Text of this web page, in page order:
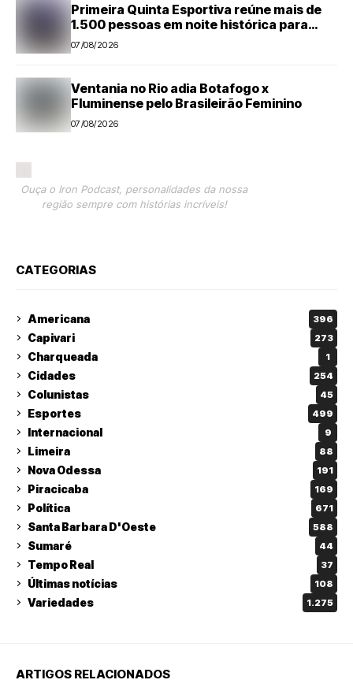
Primeira Quinta Esportiva reúne mais de
1.500 pessoas em noite histórica para
Capivari
07/08/2026
Ventania no Rio adia Botafogo x
Fluminense pelo Brasileirão Feminino
07/08/2026
Ouça o Iron Podcast, personalidades da nossa
região sempre com histórias incríveis!
CATEGORIAS
Americana 396
Capivari 273
Charqueada 1
Cidades 254
Colunistas 45
Esportes 499
Internacional 9
Limeira 88
Nova Odessa 191
Piracicaba 169
Política 671
Santa Barbara D'Oeste 588
Sumaré 44
Tempo Real 37
Últimas notícias 108
Variedades 1.275
ARTIGOS RELACIONADOS